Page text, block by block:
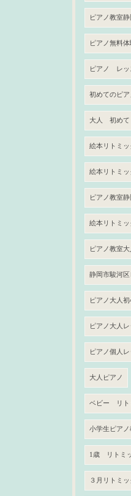
ピアノ教室
ピアノ無料体
ピアノ レ
初めてのピア
大人 初め
絵本リトミ
絵本リトミ
ピアノ教室静
絵本リトミッ
ピアノ教室大
静岡市駿河
ピアノ大人
ピアノ大人
ピアノ個人レ
大人ピアノ
ベビー リト
小学生ピアノ
1歳 リトミ
３月リトミッ